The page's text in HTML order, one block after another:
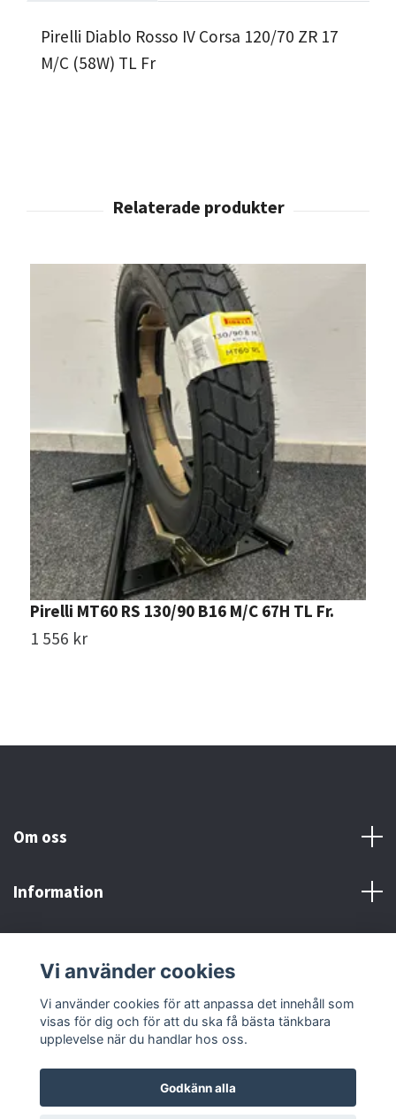
Pirelli Diablo Rosso IV Corsa 120/70 ZR 17
M/C (58W) TL Fr
Pirelli MT60 RS 130/90 B16 M/C 67H TL Fr.
1 556 kr
Om oss
Information
Sociala medier
Vi använder cookies
Vi använder cookies för att anpassa det innehåll som
visas för dig och för att du ska få bästa tänkbara
upplevelse när du handlar hos oss.
Godkänn alla